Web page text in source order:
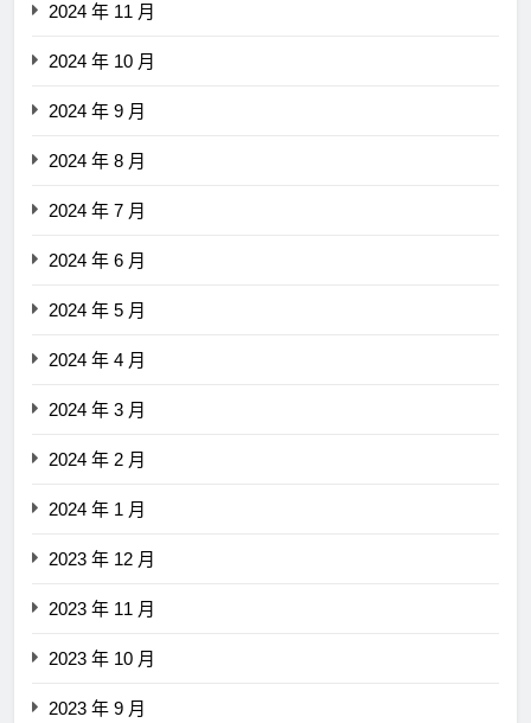
2024 年 11 月
2024 年 10 月
2024 年 9 月
2024 年 8 月
2024 年 7 月
2024 年 6 月
2024 年 5 月
2024 年 4 月
2024 年 3 月
2024 年 2 月
2024 年 1 月
2023 年 12 月
2023 年 11 月
2023 年 10 月
2023 年 9 月